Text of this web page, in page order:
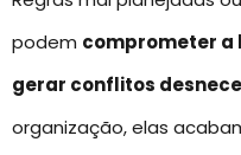
podem comprometer a
gerar conflitos
organização, elas